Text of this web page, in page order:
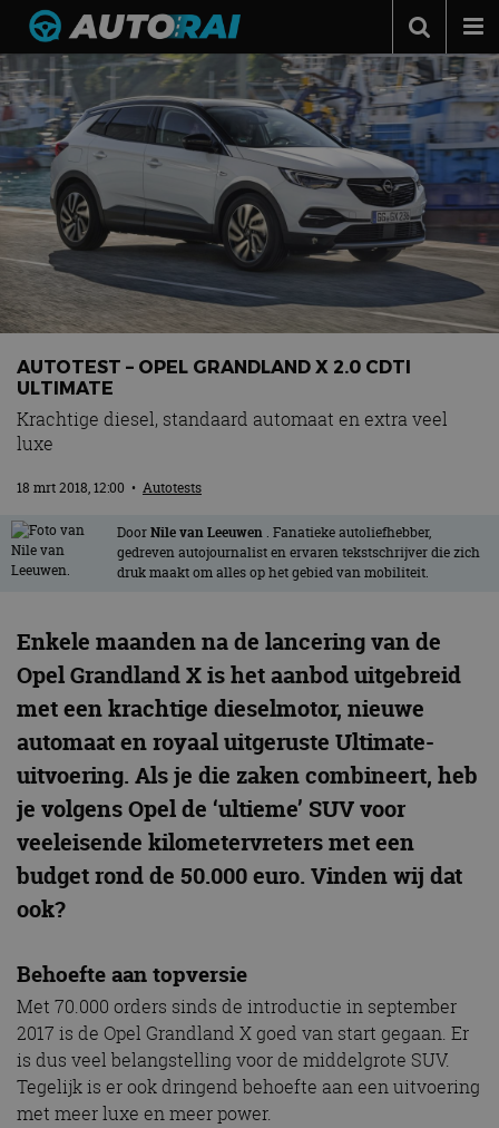
Autonieuws
Podcast
Autotests
Automerken
Adverteren
Contact
MotorRAI.nl
AUTOTEST – OPEL GRANDLAND X 2.0 CDTI
ULTIMATE
Krachtige diesel, standaard automaat en extra veel
luxe
18 mrt 2018, 12:00 • Autotests
DoorNile van Leeuwen . Fanatieke autoliefhebber,
gedreven autojournalist en ervaren tekstschrijver die zich
druk maakt om alles op het gebied van mobiliteit.
Enkele maanden na de lancering van de
Opel Grandland X is het aanbod uitgebreid
met een krachtige dieselmotor, nieuwe
automaat en royaal uitgeruste Ultimate-
uitvoering. Als je die zaken combineert, heb
je volgens Opel de ‘ultieme’ SUV voor
veeleisende kilometervreters met een
budget rond de 50.000 euro. Vinden wij dat
ook?
Behoefte aan topversie
Met 70.000 orders sinds de introductie in september
2017 is de Opel Grandland X goed van start gegaan. Er
is dus veel belangstelling voor de middelgrote SUV.
Tegelijk is er ook dringend behoefte aan een uitvoering
met meer luxe en meer power.